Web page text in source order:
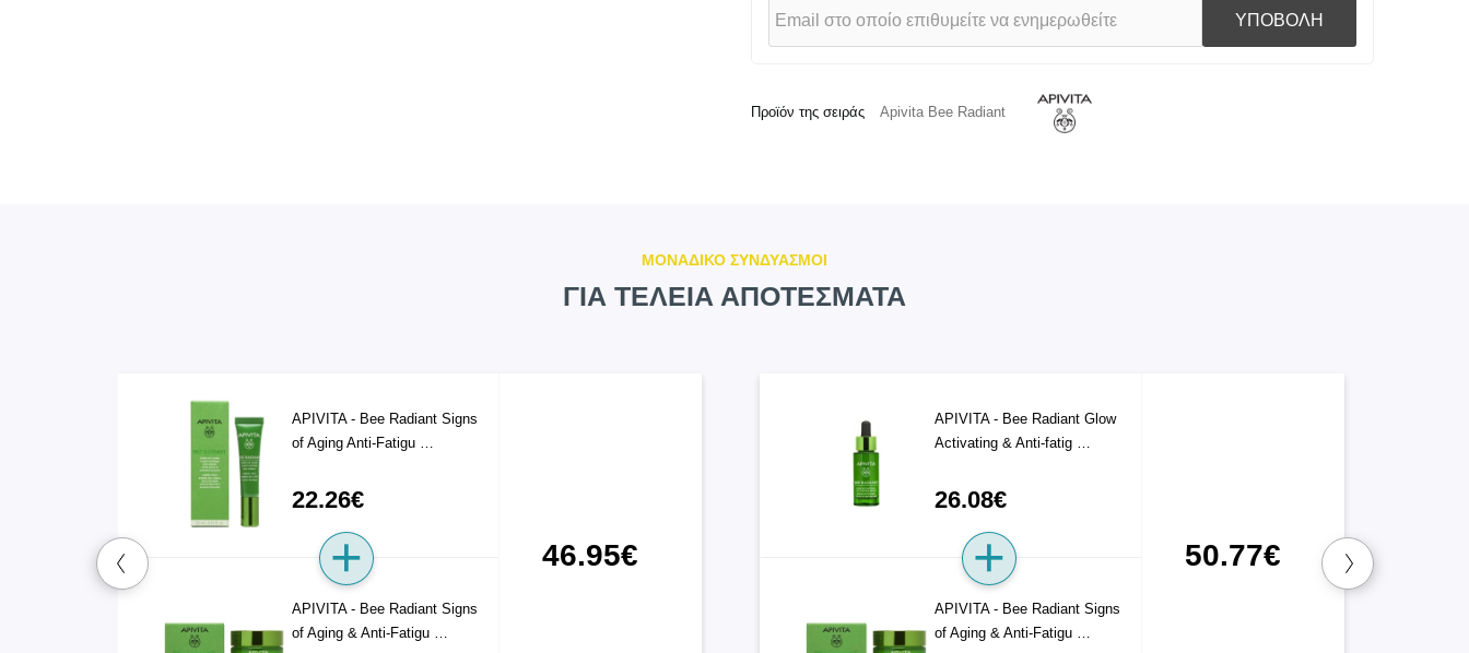
ΥΠΟΒΟΛΗ
Προϊόν της σειράς Apivita Bee Radiant
ΜΟΝΑΔΙΚΟ ΣΥΝΔΥΑΣΜΟΙ
ΓΙΑ ΤΕΛΕΙΑ ΑΠΟΤΕΣΜΑΤΑ
APIVITA - Bee Radiant Signs
of Aging Anti-Fatigu …
22.26€
APIVITA - Bee Radiant Signs
of Aging & Anti-Fatigu …
46.95€
APIVITA - Bee Radiant Glow
Activating & Anti-fatig …
26.08€
APIVITA - Bee Radiant Signs
of Aging & Anti-Fatigu …
50.77€